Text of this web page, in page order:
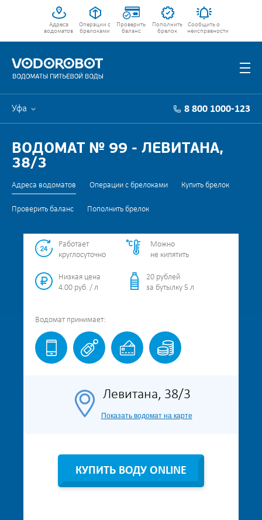
Адреса
водоматов
Операции с
брелоками
Проверить
баланс
Пополнить
брелок
Сообщить о
неисправности
Уфа 8 800 1000-123
ВОДОМАТ № 99 - ЛЕВИТАНА,
38/3
Адреса водоматов Операции с брелоками Купить брелок
Проверить баланс Пополнить брелок
Работает
круглосуточно
Можно
не кипятить
Низкая цена
4.00 руб. / л
20 рублей
за бутылку 5 л
Водомат принимает:
Левитана, 38/3
Показать водомат на карте
КУПИТЬ ВОДУ ONLINE